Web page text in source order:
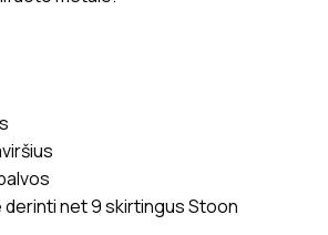
net 9 skirtingus Stoon